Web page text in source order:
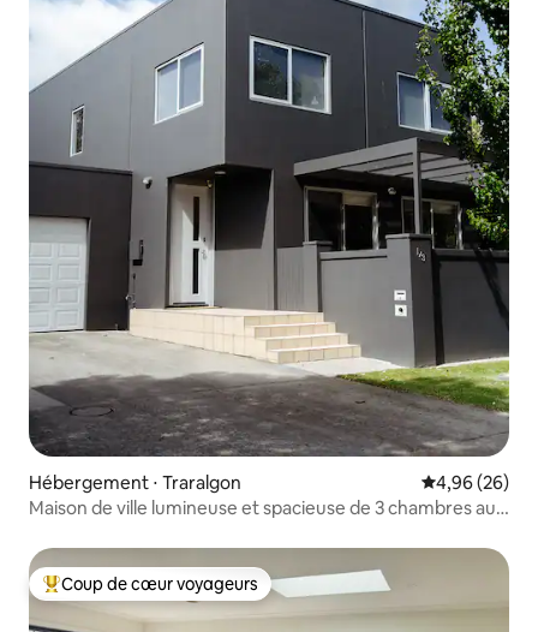
Hébergement ⋅ Traralgon Évaluation
4,96 (26)
Maison de ville lumineuse et spacieuse de 3 chambres au
Coups de cœur voyageurs les plus appréciés
Coup de cœur voyageurs